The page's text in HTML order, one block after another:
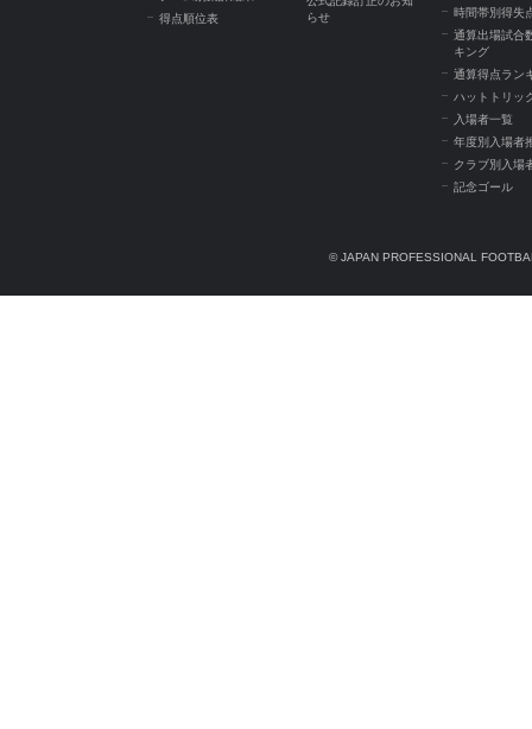
得点順位表
らせ
時間帯別得失
通算出場試合
キング
通算得点ラン
ハットトリッ
入場者一覧
年度別入場者
クラブ別入場
記念ゴール
© JAPAN PROFESSIONAL